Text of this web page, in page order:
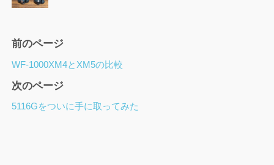
ペ
ー
ナ
ビ
前のページ
WF-1000XM4とXM5の比較
次のページ
5116Gをついに手に取ってみた